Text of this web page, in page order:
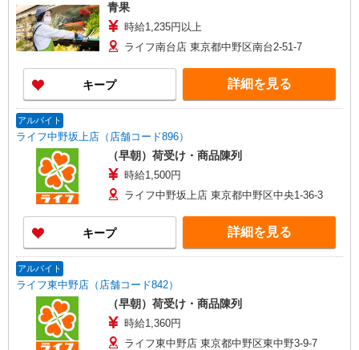
青果
時給1,235円以上
ライフ南台店 東京都中野区南台2-51-7
キープ 詳細を見る
アルバイト
ライフ中野坂上店（店舗コード896）
（早朝）荷受け・商品陳列
時給1,500円
ライフ中野坂上店 東京都中野区中央1-36-3
キープ 詳細を見る
アルバイト
ライフ東中野店（店舗コード842）
（早朝）荷受け・商品陳列
時給1,360円
ライフ東中野店 東京都中野区東中野3-9-7